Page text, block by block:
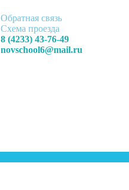
Обратная связь
Схема проезда
8 (4233) 43-76-49
novschool6@mail.ru